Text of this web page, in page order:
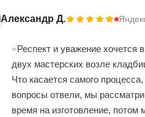
Александр Д.
Респект и уважение хочется
двух мастерских возле
Что касается самого
вопросы отвели, мы
время на изготовление,